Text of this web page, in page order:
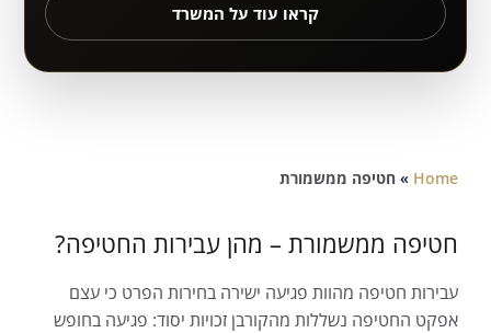
קראו עוד על המשרד
Home
» חטיפה ממשמורת
חטיפה ממשמורת – מהן עבירות החטיפה?
עבירות חטיפה מהוות פגיעה ישירה בחירות הפרט כי עצם
אפקט החטיפה נשללות מהקורבן זכויות יסוד: פגיעה בחופש